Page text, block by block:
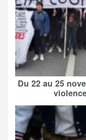
Du 22 au 25